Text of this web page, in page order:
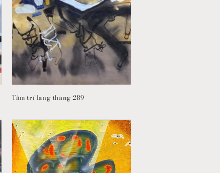
Tâm trí lang thang 289